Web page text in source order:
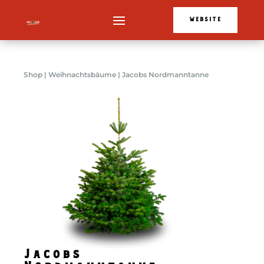
WEBSITE
Shop |Weihnachtsbäume | Jacobs Nordmanntanne
Jacobs